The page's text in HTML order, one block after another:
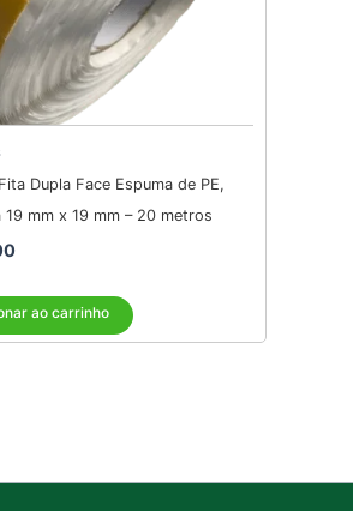
Dupla Face Espuma de PE,
19 mm x 19 mm – 20 metros
ao carrinho